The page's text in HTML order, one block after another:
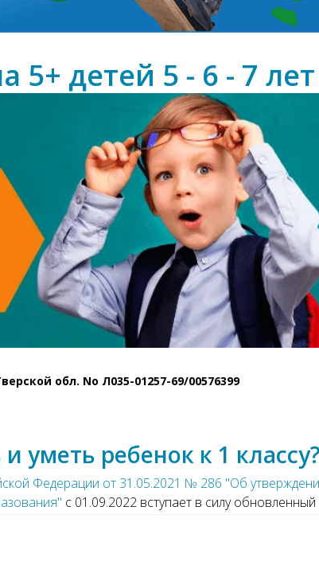
5+ детей 5 - 6 - 7
обл. No Л035-01257-69/00576399
уметь ребенок к 1 классу?
Федерации от 31.05.2021 № 286 "Об
с 01.09.2022 вступает в силу